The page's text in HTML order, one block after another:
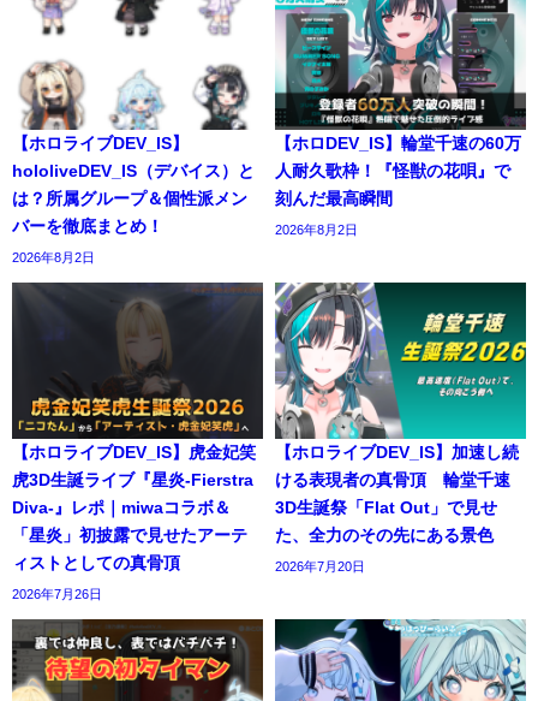
【ホロライブDEV_IS】
hololiveDEV_IS（デバイス）と
は？所属グループ＆個性派メン
バーを徹底まとめ！
2026年8月2日
【ホロDEV_IS】輪堂千速の60万
人耐久歌枠！『怪獣の花唄』で
刻んだ最高瞬間
2026年8月2日
【ホロライブDEV_IS】虎金妃笑
虎3D生誕ライブ『星炎-Fierstra
Diva-』レポ｜miwaコラボ＆
「星炎」初披露で見せたアーテ
ィストとしての真骨頂
2026年7月26日
【ホロライブDEV_IS】加速し続
ける表現者の真骨頂 輪堂千速
3D生誕祭「Flat Out」で見せ
た、全力のその先にある景色
2026年7月20日